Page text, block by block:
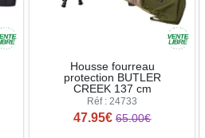
Housse fourreau
protection BUTLER
CREEK 137 cm
Réf : 24733
47.95€ 65.00€